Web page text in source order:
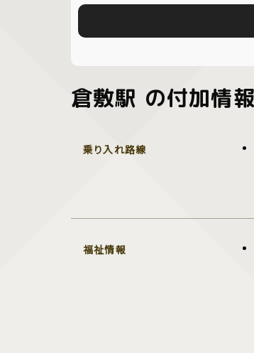
倉敷駅 の付加情報
乗り入れ路線
福祉情報